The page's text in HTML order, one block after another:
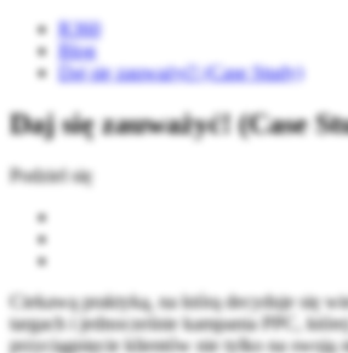
R360
Blog
Daj się zauważyć! (Case Study)
Daj się zauważyć! (Case
Podziel się
Ciekawą praktyką, na którą decyduje się
targach i jednocześnie kampania PPC,
przyciągnięcie klientów nie tylko na swoją